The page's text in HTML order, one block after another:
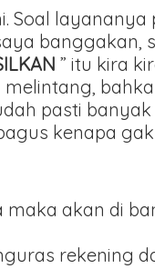
Soal
banggakan,
” itu kira
pasti
kenapa gak
maka akan di
rekening